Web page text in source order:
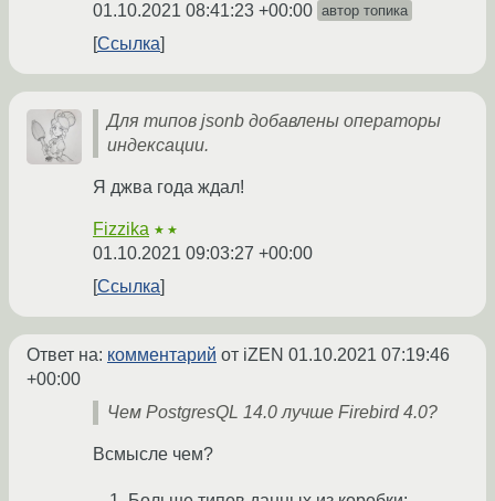
01.10.2021 08:41:23 +00:00 автор топика
Ссылка
Для типов jsonb добавлены операторы
индексации.
Я джва года ждал!
Fizzika ★★
01.10.2021 09:03:27 +00:00
Ссылка
Ответ на: комментарий от iZEN 01.10.2021 07:19:46
+00:00
Чем PostgresQL 14.0 лучше Firebird 4.0?
Всмысле чем?